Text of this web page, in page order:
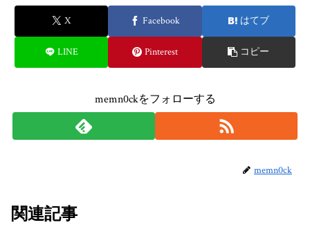
X Facebook はてブ
LINE Pinterest コピー
memn0ckをフォローする
memn0ck
関連記事